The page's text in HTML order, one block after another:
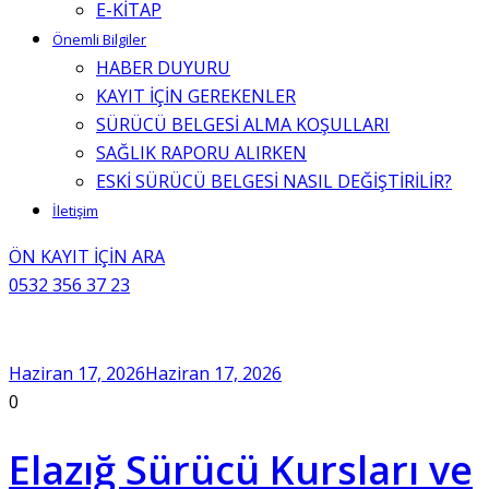
E-KİTAP
Önemli Bilgiler
HABER DUYURU
KAYIT İÇİN GEREKENLER
SÜRÜCÜ BELGESİ ALMA KOŞULLARI
SAĞLIK RAPORU ALIRKEN
ESKİ SÜRÜCÜ BELGESİ NASIL DEĞİŞTİRİLİR?
İletişim
ÖN KAYIT İÇİN ARA
0532 356 37 23
Haziran 17, 2026Haziran 17, 2026
0
Elazığ Sürücü Kursları ve